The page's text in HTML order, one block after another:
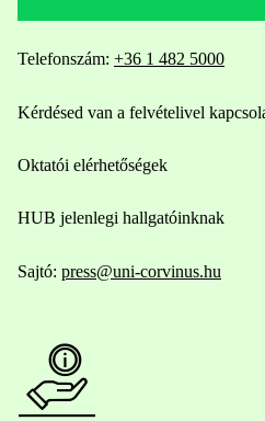
Telefonszám: +36 1 482 5000
Kérdésed van a felvételivel
Oktatói elérhetőségek
HUB jelenlegi hallgatóinknak
Sajtó: press@uni-corvinus.hu